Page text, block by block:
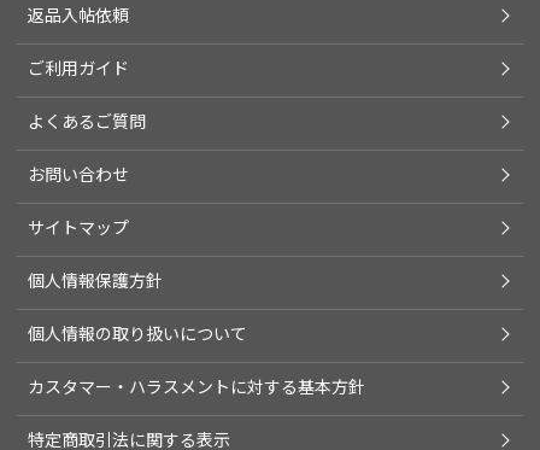
返品入帖依頼
ご利用ガイド
よくあるご質問
お問い合わせ
サイトマップ
個人情報保護方針
個人情報の取り扱いについて
カスタマー・ハラスメントに対する基本方針
特定商取引法に関する表示